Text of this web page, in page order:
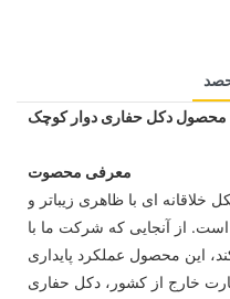
محصول دکل حفاری دوار کوچک
معرفی محصوت
ای با ظاهری زیباتر و
از آنجایی که شرکت ما با
این محصول عملکرد پایداری
خارج از کشور، دکل حفاری